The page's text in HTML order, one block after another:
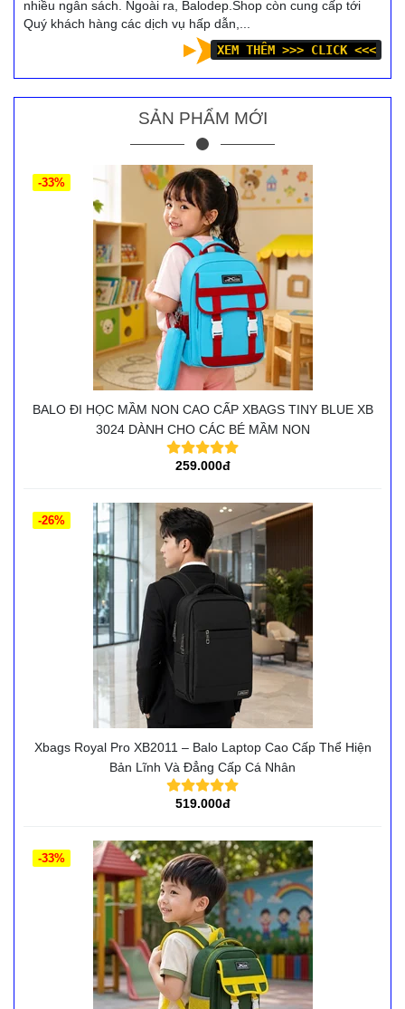
nhiều ngân sách. Ngoài ra, Balodep.Shop còn cung cấp tới
Quý khách hàng các dịch vụ hấp dẫn,...
XEM THÊM >>> CLICK <<<
SẢN PHẨM MỚI
BALO ĐI HỌC MẦM NON CAO CẤP XBAGS TINY BLUE XB
3024 DÀNH CHO CÁC BÉ MẦM NON
259.000đ
-33%
Xbags Royal Pro XB2011 – Balo Laptop Cao Cấp Thể Hiện
Bản Lĩnh Và Đẳng Cấp Cá Nhân
519.000đ
-26%
-33%